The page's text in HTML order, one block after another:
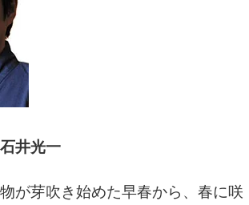
井光一
が芽吹き始めた早春から、春に咲